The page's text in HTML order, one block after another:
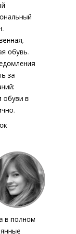
обувь.
за
обуви в
в полном